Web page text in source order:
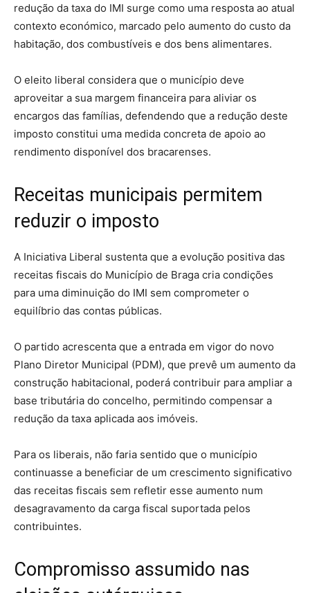
redução da taxa do IMI surge como uma resposta ao atual
contexto económico, marcado pelo aumento do custo da
habitação, dos combustíveis e dos bens alimentares.
O eleito liberal considera que o município deve
aproveitar a sua margem financeira para aliviar os
encargos das famílias, defendendo que a redução deste
imposto constitui uma medida concreta de apoio ao
rendimento disponível dos bracarenses.
Receitas municipais permitem
reduzir o imposto
A Iniciativa Liberal sustenta que a evolução positiva das
receitas fiscais do Município de Braga cria condições
para uma diminuição do IMI sem comprometer o
equilíbrio das contas públicas.
O partido acrescenta que a entrada em vigor do novo
Plano Diretor Municipal (PDM), que prevê um aumento da
construção habitacional, poderá contribuir para ampliar a
base tributária do concelho, permitindo compensar a
redução da taxa aplicada aos imóveis.
Para os liberais, não faria sentido que o município
continuasse a beneficiar de um crescimento significativo
das receitas fiscais sem refletir esse aumento num
desagravamento da carga fiscal suportada pelos
contribuintes.
Compromisso assumido nas